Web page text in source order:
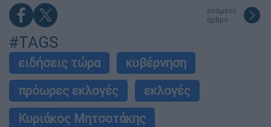
επόμενο
άρθρο
#TAGS
ειδήσεις τώρα
κυβέρνηση
πρόωρες εκλογές
εκλογές
Κυριάκος Μητσοτάκης